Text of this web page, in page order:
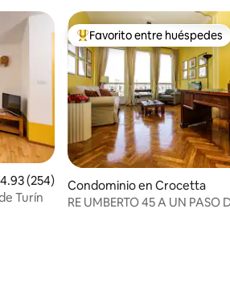
promedio: 4.93 de 5; 254
4.93 (254)
Turín
De los mejores en Favorito
Favorito entre huéspedes
Condominio en Crocetta
RE UMBERTO 45 A UN PASO